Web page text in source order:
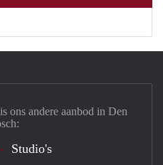
ons andere aanbod in Den
Studio's